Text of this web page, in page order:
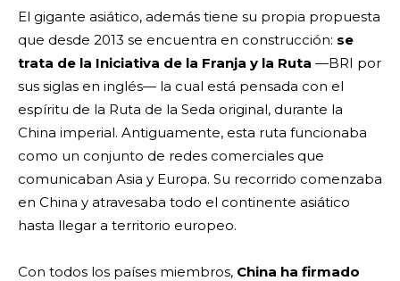
El gigante asiático, además tiene su propia propuesta
que desde 2013 se encuentra en construcción: se
trata de la Iniciativa de la Franja y la Ruta —BRI por
sus siglas en inglés— la cual está pensada con el
espíritu de la Ruta de la Seda original, durante la
China imperial. Antiguamente, esta ruta funcionaba
como un conjunto de redes comerciales que
comunicaban Asia y Europa. Su recorrido comenzaba
en China y atravesaba todo el continente asiático
hasta llegar a territorio europeo.
Con todos los países miembros, China ha firmado